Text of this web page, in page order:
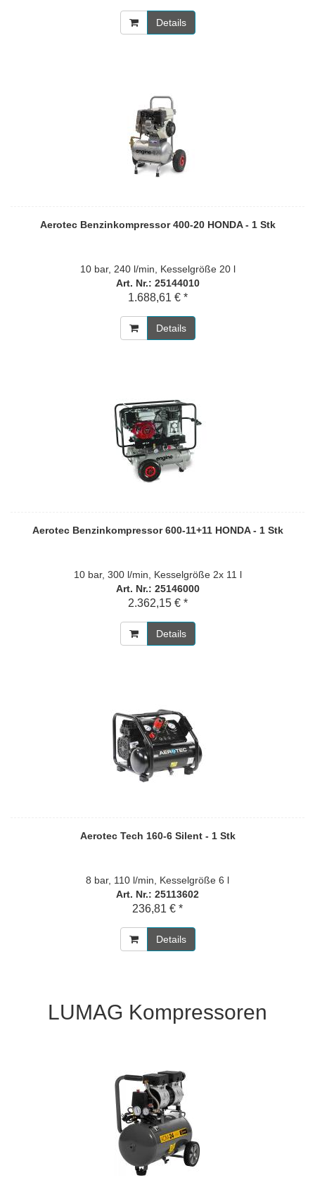
Details
Aerotec Benzinkompressor 400-20 HONDA - 1 Stk
10 bar, 240 l/min, Kesselgröße 20 l
Art. Nr.: 25144010
1.688,61 € *
Details
Aerotec Benzinkompressor 600-11+11 HONDA - 1 Stk
10 bar, 300 l/min, Kesselgröße 2x 11 l
Art. Nr.: 25146000
2.362,15 € *
Details
Aerotec Tech 160-6 Silent - 1 Stk
8 bar, 110 l/min, Kesselgröße 6 l
Art. Nr.: 25113602
236,81 € *
Details
LUMAG Kompressoren